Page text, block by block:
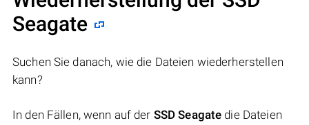
Seagate
Suchen Sie danach, wie die Dateien wiederherstellen
kann?
In den Fällen, wenn auf der SSD Seagate die Dateien